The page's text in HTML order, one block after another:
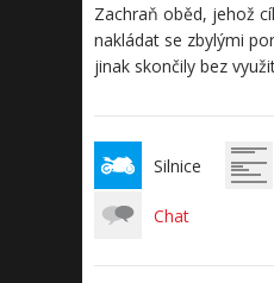
Zachraň oběd, jehož
nakládat se zbylými
jinak skončily bez
Silnice
Chat